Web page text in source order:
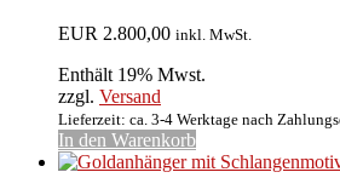
EUR 2.800,00 inkl. MwSt.
Enthält 19% Mwst.
zzgl. Versand
Lieferzeit: ca. 3-4 Werktage nach
In den Warenkorb